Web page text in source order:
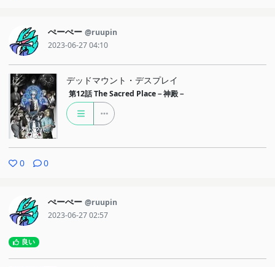
ぺーぺー @ruupin
2023-06-27 04:10
デッドマウント・デスプレイ
第12話 The Sacred Place－神殿－
0 0
ぺーぺー @ruupin
2023-06-27 02:57
良い